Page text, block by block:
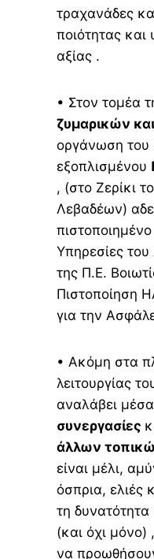
τραχανάδες
ποιότητας και
αξίας .
• Στον τομέα
ζυμαρικών
οργάνωση του
εξοπλισμένου
, (στο Ζερίκι
Λεβαδέων)
Υπηρεσίες
της Π.Ε.
Πιστοποίηση
για την
• Ακόμη στα
λειτουργίας
αναλάβει
συνεργασίες
άλλων
είναι μέλι,
όσπρια, ελιές
τη
(και όχι
να